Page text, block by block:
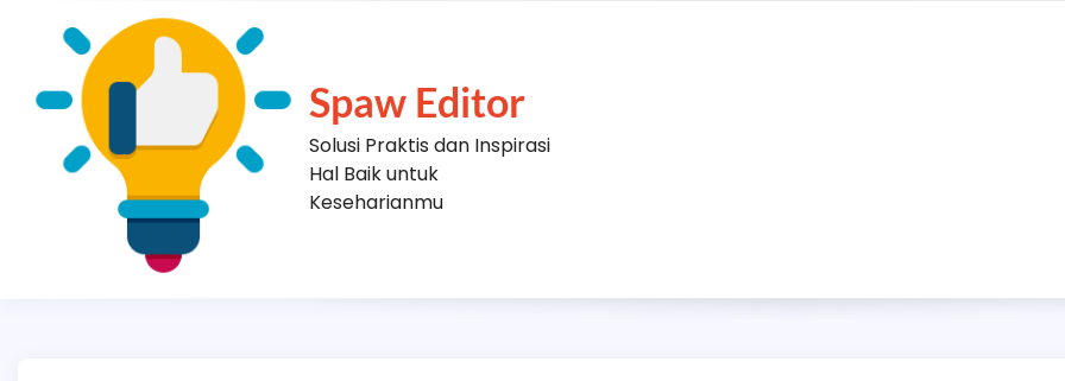
Spaw Editor
Solusi Praktis dan Inspirasi
Hal Baik untuk
Keseharianmu